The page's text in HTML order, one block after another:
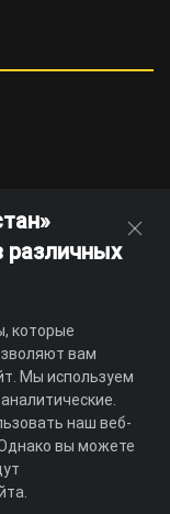
различных
которые
вам
Мы используем
наш веб-
вы можете